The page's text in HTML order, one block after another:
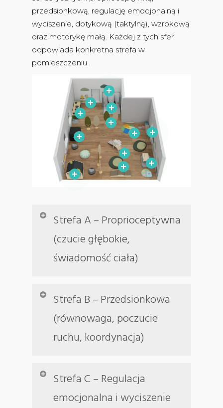
przedsionkową, regulację emocjonalną i
wyciszenie, dotykową (taktylną), wzrokową
oraz motorykę małą. Każdej z tych sfer
odpowiada konkretna strefa w
pomieszczeniu.
Strefa A – Proprioceptywna
(czucie głębokie,
świadomość ciała)
Strefa B – Przedsionkowa
(równowaga, poczucie
ruchu, koordynacja)
Strefa C – Regulacja
emocjonalna i wyciszenie